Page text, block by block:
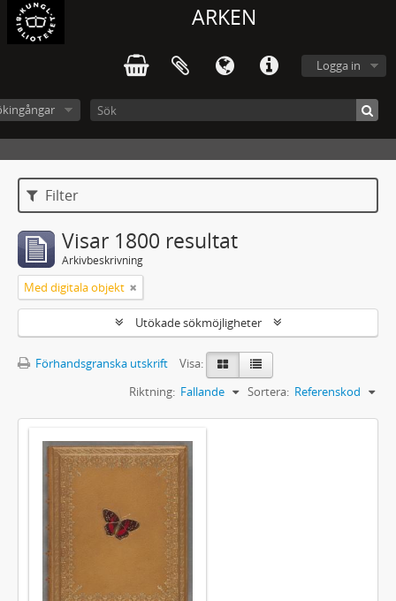
ARKEN
Logga in
Filter
Visar 1800 resultat
Arkivbeskrivning
Med digitala objekt
Utökade sökmöjligheter
Förhandsgranska utskrift
Visa:
Sortera: Referenskod
Riktning: Fallande